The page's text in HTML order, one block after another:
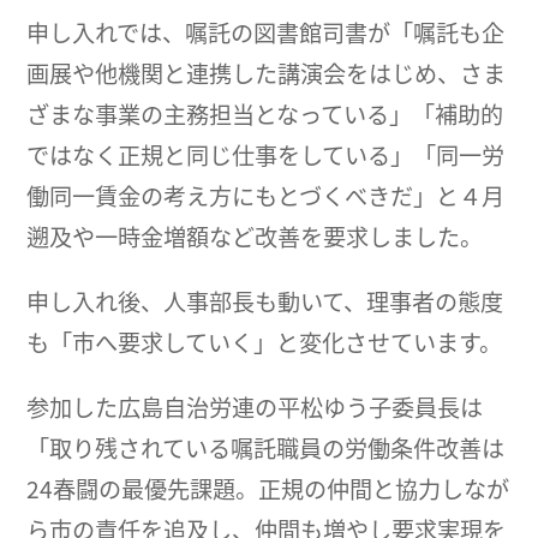
申し入れでは、嘱託の図書館司書が「嘱託も企
画展や他機関と連携した講演会をはじめ、さま
ざまな事業の主務担当となっている」「補助的
ではなく正規と同じ仕事をしている」「同一労
働同一賃金の考え方にもとづくべきだ」と４月
遡及や一時金増額など改善を要求しました。
申し入れ後、人事部長も動いて、理事者の態度
も「市へ要求していく」と変化させています。
参加した広島自治労連の平松ゆう子委員長は
「取り残されている嘱託職員の労働条件改善は
24春闘の最優先課題。正規の仲間と協力しなが
ら市の責任を追及し、仲間も増やし要求実現を